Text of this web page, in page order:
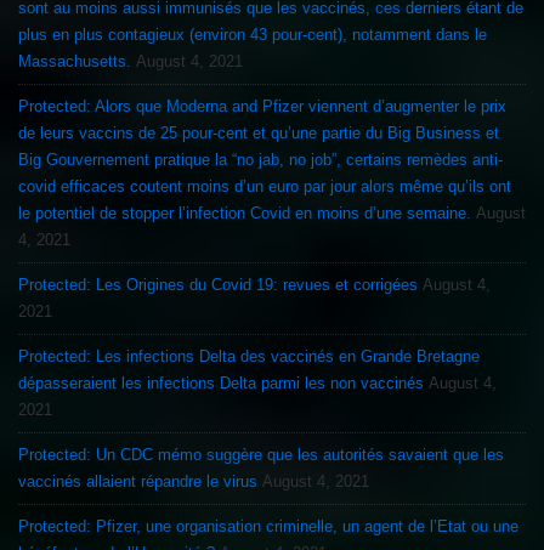
sont au moins aussi immunisés que les vaccinés, ces derniers étant de
plus en plus contagieux (environ 43 pour-cent), notamment dans le
Massachusetts.
August 4, 2021
Protected: Alors que Moderna and Pfizer viennent d’augmenter le prix
de leurs vaccins de 25 pour-cent et qu’une partie du Big Business et
Big Gouvernement pratique la “no jab, no job”, certains remèdes anti-
covid efficaces coutent moins d’un euro par jour alors même qu’ils ont
le potentiel de stopper l’infection Covid en moins d’une semaine. August
4, 2021
Protected: Les Origines du Covid 19: revues et corrigées August 4,
2021
Protected: Les infections Delta des vaccinés en Grande Bretagne
dépasseraient les infections Delta parmi les non vaccinés August 4,
2021
Protected: Un CDC mémo suggère que les autorités savaient que les
vaccinés allaient répandre le virus August 4, 2021
Protected: Pfizer, une organisation criminelle, un agent de l’Etat ou une